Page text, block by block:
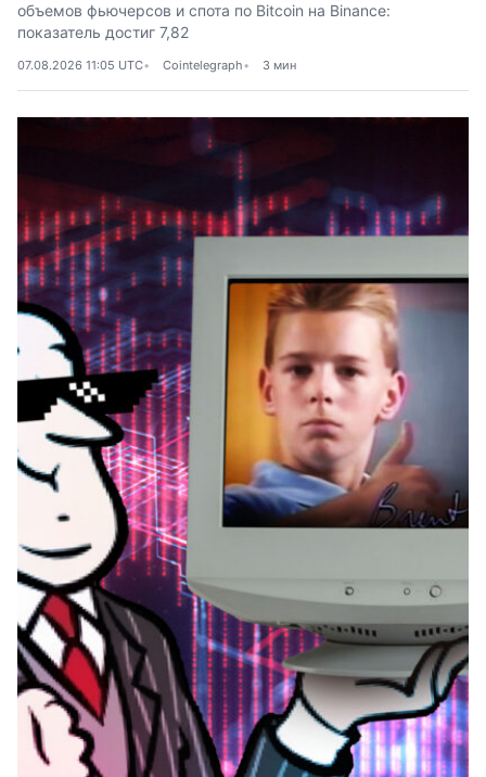
объемов фьючерсов и спота по Bitcoin на Binance:
показатель достиг 7,82
07.08.2026 11:05 UTC Cointelegraph 3 мин